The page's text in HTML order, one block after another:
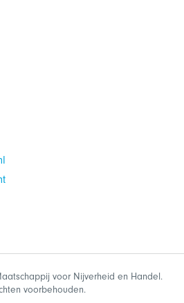
voor Nijverheid en Handel.
voorbehouden.